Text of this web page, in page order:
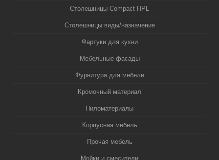
Столешницы Compact HPL
Столешницы:виды/назначение
Фартуки для кухни
Мебельные фасады
Фурнитура для мебели
Кромочный материал
Пиломатериалы
Корпусная мебель
Прочая мебель
Мойки и смесители